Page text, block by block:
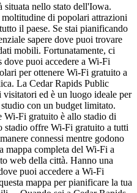
situata nello stato dell'Iowa.
di popolari attrazioni
il paese. Se stai pianificando
sapere dove puoi trovare
mobili. Fortunatamente, ci
dove puoi accedere a Wi-Fi
per ottenere Wi-Fi gratuito a
La Cedar Rapids Public
ed è un luogo ideale per
con un budget limitato.
Wi-Fi gratuito è allo stadio di
stadio offre Wi-Fi gratuito a tutti
connessi mentre godono
completa del Wi-Fi a
web della città. Hanno una
puoi accedere a Wi-Fi
mappa per pianificare la tua